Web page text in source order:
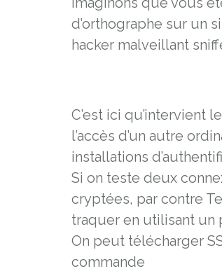
d’orthographe sur un
hacker malveillant
C’est ici qu’intervient
l’accès d’un autre
installations
Si on teste deux
cryptées, par contre
traquer en utilisant un
On peut télécharger
commande